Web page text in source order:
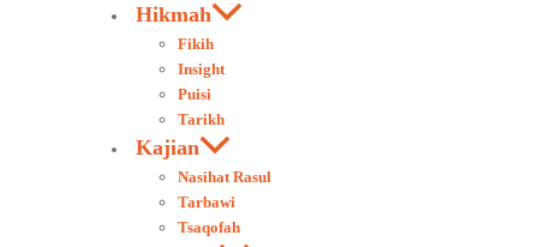
Hikmah
Fikih
Insight
Puisi
Tarikh
Kajian
Nasihat Rasul
Tarbawi
Tsaqofah